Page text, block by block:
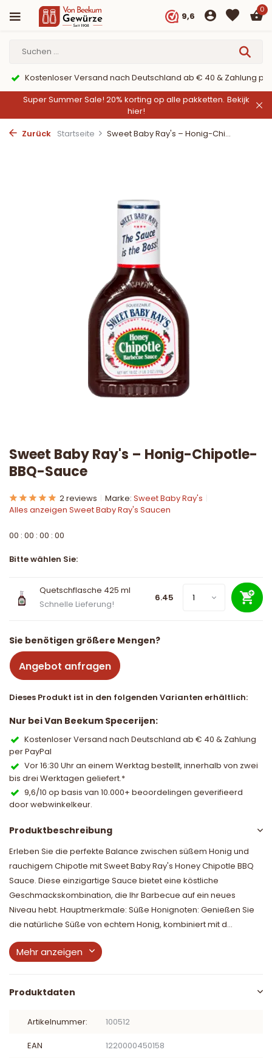
9,6
0
nach Deutschland ab € 40 & Zahlung per PayPal
Super Summer Sale! 20% korting op alle pakketten. Bekijk
hier!
Zurück Startseite Sweet Baby Ray's – Honig-Chi...
Sweet Baby Ray's – Honig-Chipotle-
BBQ-Sauce
2 reviews Marke: Sweet Baby Ray's
Alles anzeigen Sweet Baby Ray's Saucen
00 : 00 : 00 : 00
Bitte wählen Sie:
Quetschflasche 425 ml
Schnelle Lieferung!
6.45
Sie benötigen größere Mengen?
Angebot anfragen
Dieses Produkt ist in den folgenden Varianten erhältlich:
Nur bei Van Beekum Specerijen:
Kostenloser Versand nach Deutschland ab € 40 & Zahlung
per PayPal
Vor 16:30 Uhr an einem Werktag bestellt, innerhalb von zwei
bis drei Werktagen geliefert.*
9,6/10 op basis van 10.000+ beoordelingen geverifieerd
door webwinkelkeur.
Produktbeschreibung
Erleben Sie die perfekte Balance zwischen süßem Honig und
rauchigem Chipotle mit Sweet Baby Ray's Honey Chipotle BBQ
Sauce. Diese einzigartige Sauce bietet eine köstliche
Geschmackskombination, die Ihr Barbecue auf ein neues
Niveau hebt. Hauptmerkmale: Süße Honignoten: Genießen Sie
die natürliche Süße von echtem Honig, kombiniert mit d...
Mehr anzeigen
Produktdaten
Artikelnummer: 100512
EAN 1220000450158